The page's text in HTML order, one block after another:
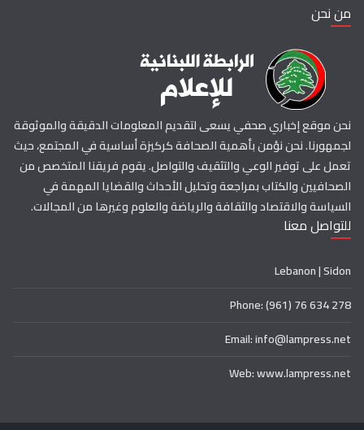
من نحن
نحن موقع إخباري صحفي يسعى لتقديم المعلومات الدقيقة والموثوقة
لجمهورنا. نحن نؤمن بأهمية الصحافة كركيزة أساسية في المجتمع، حيث
تعمل على توفير الوعي والتثقيف والتواصل. يقوم فريقنا المتخصص من
الصحافيين والكتاب بمراجعة وتحليل الأحداث والقضايا المهمة في
السياسة والاقتصاد والثقافة والرياضة والعلوم وغيرها من المجالات.
للتواصل معنا
Lebanon | Sidon
Phone: (961) 76 634 278
Email: info@lampress.net
Web: www.lampress.net